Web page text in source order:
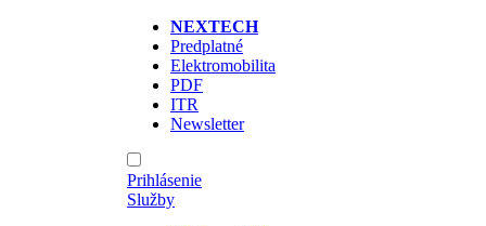
NEXTECH
Predplatné
Elektromobilita
PDF
ITR
Newsletter
Prihlásenie
Služby